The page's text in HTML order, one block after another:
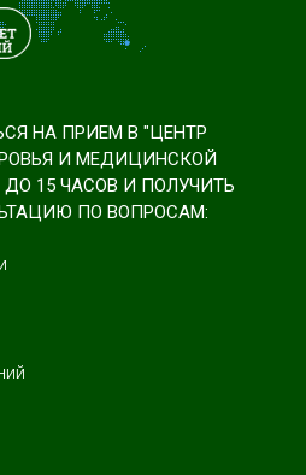
НА ПРИЕМ В "ЦЕНТР
И МЕДИЦИНСКОЙ
15 ЧАСОВ И ПОЛУЧИТЬ
ПО ВОПРОСАМ: